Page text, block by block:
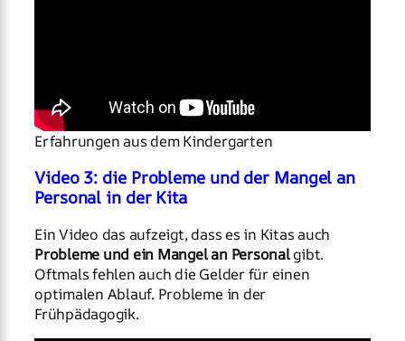
Erfahrungen aus dem Kindergarten
Video 3: die Probleme und der Mangel an
Personal in der Kita
Ein Video das aufzeigt, dass es in Kitas auch
Probleme und ein Mangel an Personalgibt.
Oftmals fehlen auch die Gelder für einen
optimalen Ablauf. Probleme in der
Frühpädagogik.